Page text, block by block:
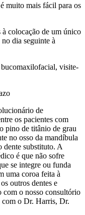
muito mais fácil para os
colocação de um único
dia seguinte à
bucomaxilofacial, visite-
de
os pacientes com
pino de titânio de grau
no osso da mandíbula
dente substituto. A
é que não sofre
se integre ou funda
uma coroa feita à
outros dentes e
com o nosso consultório
com o Dr. Harris, Dr.